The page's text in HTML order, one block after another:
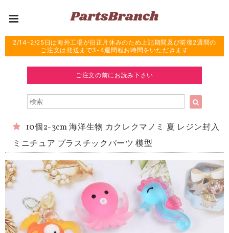
2/14-2/25日は海外工場が旧正月休みのため上記期間及び前後2週間の
ご注文は発送まで3-4週間程お時間をいただきます
ご注文の前にお読み下さい
10個2-3cm 海洋生物 カクレクマノミ 夏 レジン封入
ミニチュア プラスチックパーツ 模型